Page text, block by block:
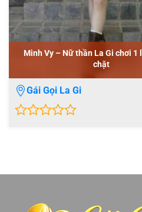
Minh Vy – Nữ thần La Gi chơi 1
chặt
Gái Gọi La Gi